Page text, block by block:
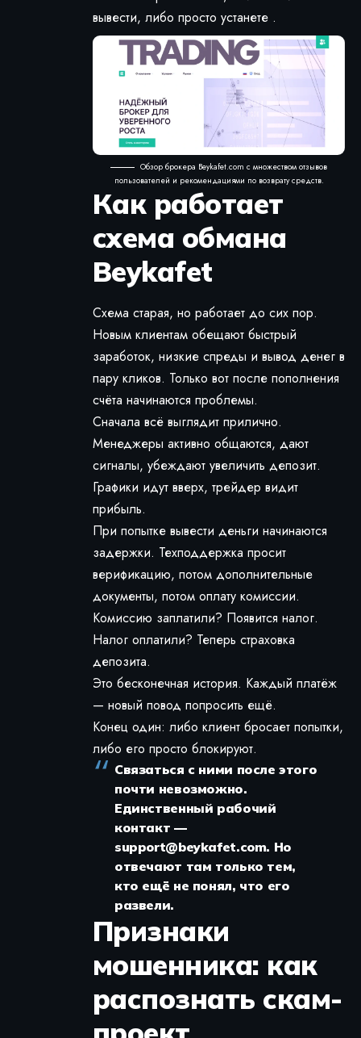
вывести, либо просто устанете .
Обзор брокера Beykafet.com с множеством отзывов
пользователей и рекомендациями по возврату средств.
Как работает
схема обмана
Beykafet
Схема старая, но работает до сих пор.
Новым клиентам обещают быстрый
заработок, низкие спреды и вывод денег в
пару кликов. Только вот после пополнения
счёта начинаются проблемы.
Сначала всё выглядит прилично.
Менеджеры активно общаются, дают
сигналы, убеждают увеличить депозит.
Графики идут вверх, трейдер видит
прибыль.
При попытке вывести деньги начинаются
задержки. Техподдержка просит
верификацию, потом дополнительные
документы, потом оплату комиссии.
Комиссию заплатили? Появится налог.
Налог оплатили? Теперь страховка
депозита.
Это бесконечная история. Каждый платёж
— новый повод попросить ещё.
Конец один: либо клиент бросает попытки,
либо его просто блокируют.
Связаться с ними после этого
почти невозможно.
Единственный рабочий
контакт —
support@beykafet.com. Но
отвечают там только тем,
кто ещё не понял, что его
развели.
Признаки
мошенника: как
распознать скам-